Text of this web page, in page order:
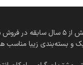
فروشگاه شمع ملانژ با
و بسته‌بندی زیبا